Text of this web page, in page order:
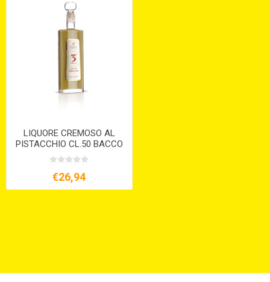
LIQUORE CREMOSO AL
PISTACCHIO CL.50 BACCO
€26,94